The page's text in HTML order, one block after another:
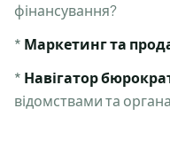
фінансування?
* Маркетинг та
* Навігатор
відомствами та